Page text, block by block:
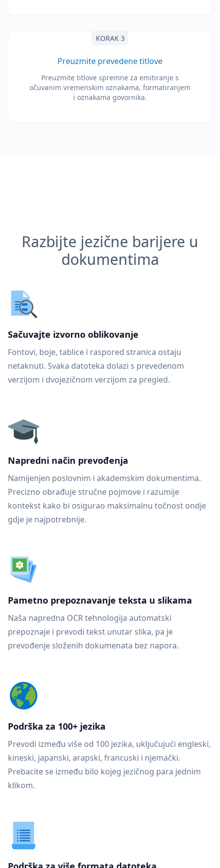
KORAK 3
Preuzmite prevedene titlove
Preuzmite titlove spremne za emitiranje s
očuvanim vremenskim oznakama, formatiranjem
i oznakama govornika.
Razbijte jezične barijere u
dokumentima
Sačuvajte izvorno oblikovanje
Fontovi, boje, tablice i raspored stranica ostaju
netaknuti. Svaka datoteka dolazi s prevedenom
verzijom i dvojezičnom verzijom za pregled.
Napredni način prevođenja
Namijenjen poslovnim i akademskim dokumentima.
Precizno obrađuje stručne pojmove i razumije
kontekst kako bi osigurao maksimalnu točnost ondje
gdje je najpotrebnije.
Pametno prepoznavanje teksta u slikama
Naša napredna OCR tehnologija automatski
prepoznaje i prevodi tekst unutar slika, pa je
prevođenje složenih dokumenata bez napora.
Podrška za 100+ jezika
Prevodi između više od 100 jezika, uključujući engleski,
kineski, japanski, arapski, francuski i njemački.
Prebacite se između bilo kojeg jezičnog para jednim
klikom.